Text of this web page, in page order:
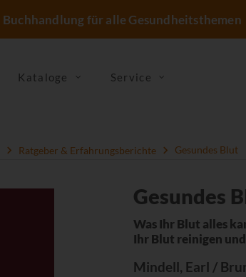
Buchhandlung für alle Gesundheitsthemen
Kataloge Service
Ratgeber & Erfahrungsberichte Gesundes Blut
Gesundes
Was Ihr Blut alles
Ihr Blut reinigen
Mindell, Earl /